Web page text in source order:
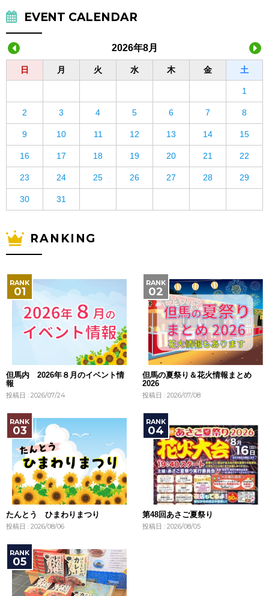
EVENT CALENDAR
2026年8月
日 月 火 水 木 金 土
1
2 3 4 5 6 7 8
9 10 11 12 13 14 15
16 17 18 19 20 21 22
23 24 25 26 27 28 29
30 31
RANKING
但馬内 2026年８月のイベント情
報
投稿日 : 2026/07/24
但馬の夏祭り＆花火情報まとめ
2026
投稿日 : 2026/07/08
たんとう ひまわりまつり
投稿日 : 2026/08/06
第48回あさご夏祭り
投稿日 : 2026/08/05